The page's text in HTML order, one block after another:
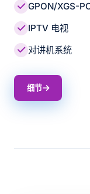
GPON/XGS-
IPTV 电视
对讲机系统
细节